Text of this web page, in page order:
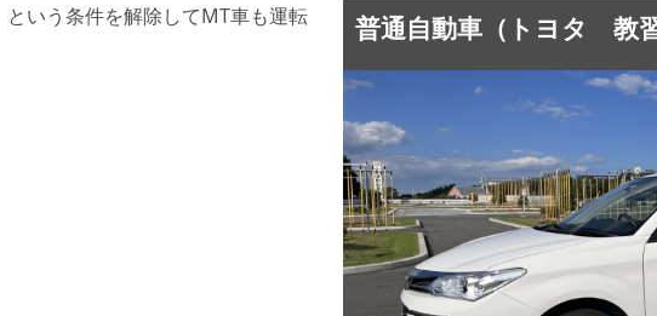
いう条件を解除してMT車も運転
普通自動車（トヨタ 教